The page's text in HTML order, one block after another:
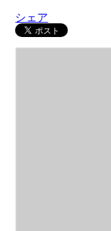
シェア